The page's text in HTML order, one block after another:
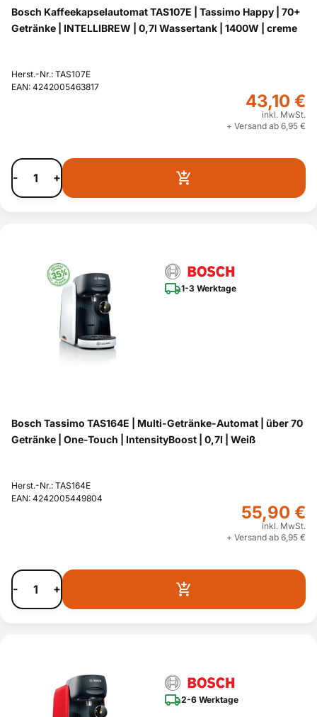
Bosch Kaffeekapselautomat TAS107E | Tassimo Happy | 70+
Getränke | INTELLIBREW | 0,7l Wassertank | 1400W | creme
Herst.-Nr.: TAS107E
EAN: 4242005463817
43,10 €
inkl. MwSt.
+ Versand ab 6,95 €
- +
1-3 Werktage
Bosch Tassimo TAS164E | Multi-Getränke-Automat | über 70
Getränke | One-Touch | IntensityBoost | 0,7l | Weiß
Herst.-Nr.: TAS164E
EAN: 4242005449804
55,90 €
inkl. MwSt.
+ Versand ab 6,95 €
- +
2-6 Werktage